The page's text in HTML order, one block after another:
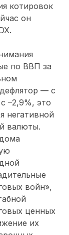
котировок
он
по ВВП за
— с
–2,9%, это
негативной
валюты.
войн»,
ценных
их